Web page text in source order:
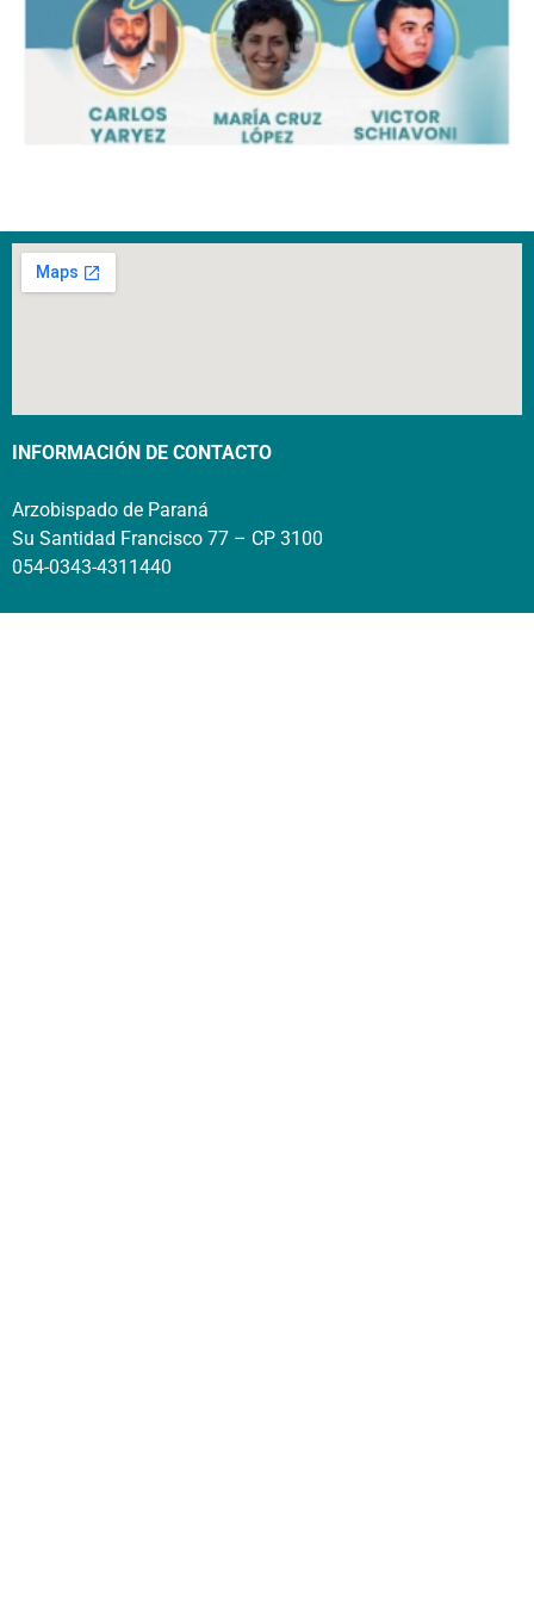
INFORMACIÓN DE CONTACTO
Arzobispado de Paraná
Su Santidad Francisco 77 – CP 3100
054-0343-4311440